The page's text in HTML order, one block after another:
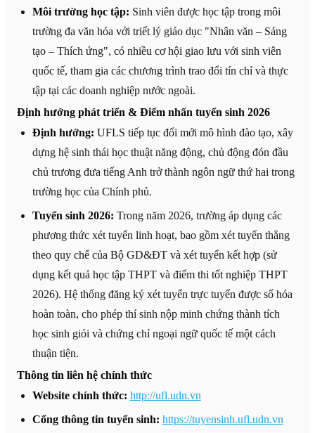
Môi trường học tập: Sinh viên được học tập trong môi
trường đa văn hóa với triết lý giáo dục "Nhân văn – Sáng
tạo – Thích ứng", có nhiều cơ hội giao lưu với sinh viên
quốc tế, tham gia các chương trình trao đổi tín chỉ và thực
tập tại các doanh nghiệp nước ngoài.
Định hướng phát triển & Điểm nhấn tuyển sinh 2026
Định hướng: UFLS tiếp tục đổi mới mô hình đào tạo, xây
dựng hệ sinh thái học thuật năng động, chủ động đón đầu
chủ trương đưa tiếng Anh trở thành ngôn ngữ thứ hai trong
trường học của Chính phủ.
Tuyển sinh 2026: Trong năm 2026, trường áp dụng các
phương thức xét tuyển linh hoạt, bao gồm xét tuyển thẳng
theo quy chế của Bộ GD&ĐT và xét tuyển kết hợp (sử
dụng kết quả học tập THPT và điểm thi tốt nghiệp THPT
2026). Hệ thống đăng ký xét tuyển trực tuyến được số hóa
hoàn toàn, cho phép thí sinh nộp minh chứng thành tích
học sinh giỏi và chứng chỉ ngoại ngữ quốc tế một cách
thuận tiện.
Thông tin liên hệ chính thức
Website chính thức: http://ufl.udn.vn
Cổng thông tin tuyển sinh: https://tuyensinh.ufl.udn.vn